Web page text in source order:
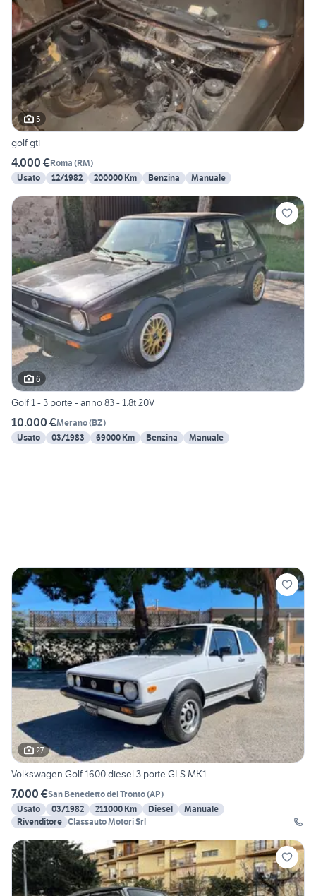
5
golf gti
4.000 €Roma (RM)
Usato
12/1982 200000 Km Benzina Manuale
6
Golf 1 - 3 porte - anno 83 - 1.8t 20V
10.000 €Merano(BZ)
Usato
03/1983 69000 Km Benzina Manuale
27
Volkswagen Golf 1600 diesel 3 porte GLS MK1
7.000 €San Benedetto del Tronto(AP)
Usato
03/1982 211000 Km Diesel
Manuale
Rivenditore Classauto Motori Srl